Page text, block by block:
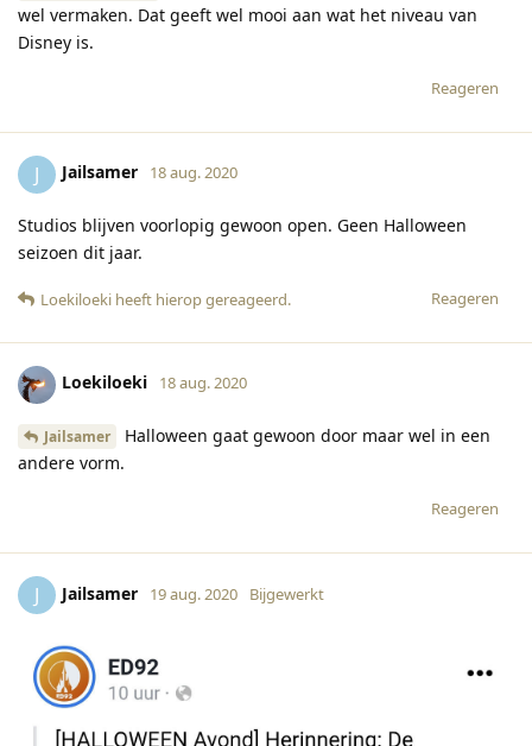
wel vermaken. Dat geeft wel mooi aan wat het niveau van
Disney is.
Reageren
J Jailsamer 18 aug. 2020
Studios blijven voorlopig gewoon open. Geen Halloween
seizoen dit jaar.
Reageren
Loekiloeki heeft hierop gereageerd.
Loekiloeki 18 aug. 2020
Jailsamer
Halloween gaat gewoon door maar wel in een
andere vorm.
Reageren
J Jailsamer 19 aug. 2020 Bijgewerkt